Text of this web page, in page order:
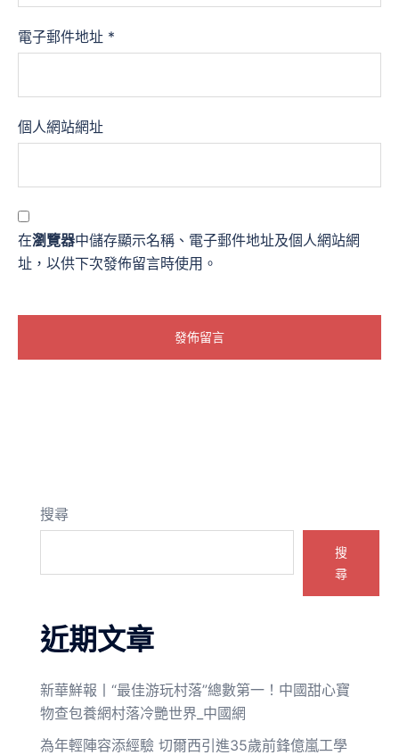
電子郵件地址 *
個人網站網址
在瀏覽器中儲存顯示名稱、電子郵件地址及個人網站網
址，以供下次發佈留言時使用。
搜尋
搜
尋
近期文章
新華鮮報丨“最佳游玩村落”總數第一！中國甜心寶
物查包養網村落冷艷世界_中國網
為年輕陣容添經驗 切爾西引進35歲前鋒億嵐工學